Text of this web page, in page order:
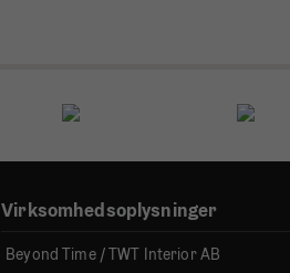
Virksomhedsoplysninger
Beyond Time / TWT Interior AB